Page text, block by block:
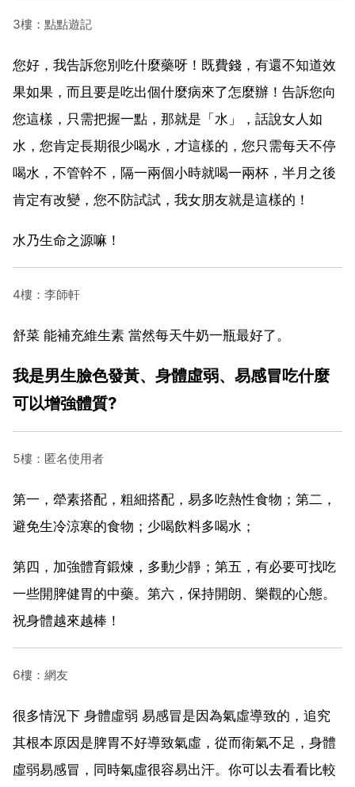
3樓：點點遊記
您好，我告訴您別吃什麼藥呀！既費錢，有還不知道效
果如果，而且要是吃出個什麼病來了怎麼辦！告訴您向
您這樣，只需把握一點，那就是「水」，話說女人如
水，您肯定長期很少喝水，才這樣的，您只需每天不停
喝水，不管幹不，隔一兩個小時就喝一兩杯，半月之後
肯定有改變，您不防試試，我女朋友就是這樣的！
水乃生命之源嘛！
4樓：李師軒
舒菜 能補充維生素 當然每天牛奶一瓶最好了。
我是男生臉色發黃、身體虛弱、易感冒吃什麼
可以增強體質?
5樓：匿名使用者
第一，犖素搭配，粗細搭配，易多吃熱性食物；第二，
避免生冷涼寒的食物；少喝飲料多喝水；
第四，加強體育鍛煉，多動少靜；第五，有必要可找吃
一些開脾健胃的中藥。第六，保持開朗、樂觀的心態。
祝身體越來越棒！
6樓：網友
很多情況下 身體虛弱 易感冒是因為氣虛導致的，追究
其根本原因是脾胃不好導致氣虛，從而衛氣不足，身體
虛弱易感冒，同時氣虛很容易出汗。你可以去看看比較